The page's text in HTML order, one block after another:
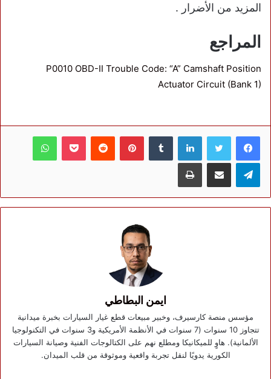
المزيد من الأضرار .
المراجع
P0010 OBD-II Trouble Code: “A” Camshaft Position
Actuator Circuit (Bank 1)
فيسبوك تويتر لينكدإن بينتيريست بوكيت واتساب
تيلقرام مشاركة عبر البريد طباعة
ايمن البطاطي
مؤسس منصة كارسيرف، وخبير مبيعات قطع غيار السيارات بخبرة ميدانية
تتجاوز 10 سنوات (7 سنوات في الأنظمة الأمريكية و3 سنوات في التكنولوجيا
الألمانية). هاوٍ للميكانيكا ومطلع نهم على الكتالوجات الفنية وصيانة السيارات
الكورية يدويًا لنقل تجربة واقعية وموثوقة من قلب الميدان.